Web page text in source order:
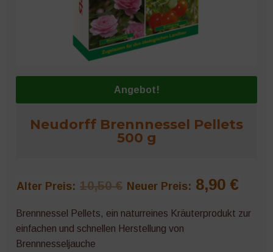
Angebot!
Neudorff Brennnessel Pellets
500 g
Alter Preis: 10,50€ Ursprünglicher
Preis
war:
Neuer Preis: 8,90 €
Brennnessel Pellets, ein naturreines Kräuterprodukt zur
einfachen und schnellen Herstellung von
Brennnesseljauche